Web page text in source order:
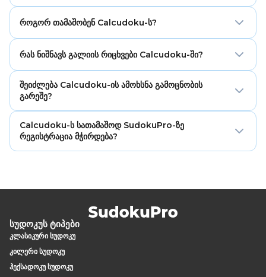
სვეტის უნიკალურობის ლოგიკას, მაგრამ 3×3 ბლოკებს
არ იყენებს. ამის ნაცვლად, ბადე დაყოფილია
მათემატიკურ გალიებად სამიზნე რიცხვებითა და
როგორ თამაშობენ Calcudoku-ს?
თითოეულ რიგსა და სვეტში ყოველი რიცხვი ერთხელ
უნდა იყოს, ხოლო თითოეული გალია უნდა ემთხვეოდეს
თავის სამიზნე შედეგს ნაჩვენები ოპერაციით.
რას ნიშნავს გალიის რიცხვები Calcudoku-ში?
შედეგი. ოპერაცია გეუბნებათ, უნდა შეიკრიბოს,
გამოაკლდეს, გამრავლდეს თუ გაიყოს გალიაში
შეიძლება Calcudoku-ის ამოხსნა გამოცნობის
გარეშე?
ლოგიკური ამოხსნა აქვს. მისი ამოხსნა შეგიძლიათ
გალიების კომბინაციების, არითმეტიკული მინიშნებებისა
Calcudoku-ს სათამაშოდ SudokuPro-ზე
რეგისტრაცია მჭირდება?
სუდოკუს ტიპები
კლასიკური სუდოკუ
კილერი სუდოკუ
ჰექსადოკუ სუდოკუ